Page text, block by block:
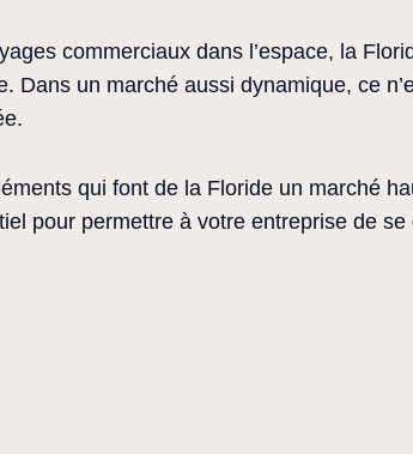
commerciaux dans l’espace, la
Dans un marché aussi dynamique, ce
qui font de la Floride un marché
pour permettre à votre entreprise de